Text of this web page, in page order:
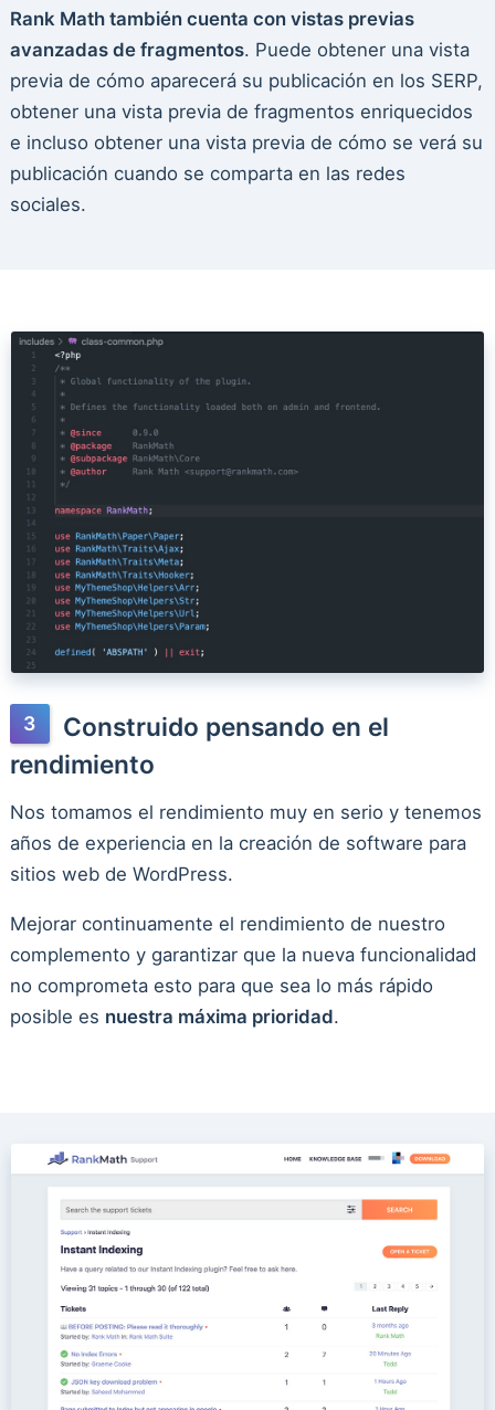
Rank Math también cuenta con vistas previas
avanzadas de fragmentos. Puede obtener una vista
previa de cómo aparecerá su publicación en los SERP,
obtener una vista previa de fragmentos enriquecidos
e incluso obtener una vista previa de cómo se verá su
publicación cuando se comparta en las redes
sociales.
Construido pensando en el
rendimiento
Nos tomamos el rendimiento muy en serio y tenemos
años de experiencia en la creación de software para
sitios web de WordPress.
Mejorar continuamente el rendimiento de nuestro
complemento y garantizar que la nueva funcionalidad
no comprometa esto para que sea lo más rápido
posible es nuestra máxima prioridad.